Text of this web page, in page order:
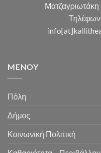
Ματζαγριωτάκη
MENOY
Πόλη
Δήμος
Κοινωνική Πολιτική